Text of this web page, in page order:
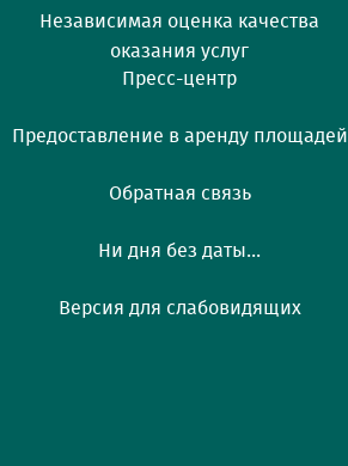
Независимая оценка качества
оказания услуг
Пресс-центр
Предоставление в аренду площадей
Обратная связь
Ни дня без даты...
Версия для слабовидящих